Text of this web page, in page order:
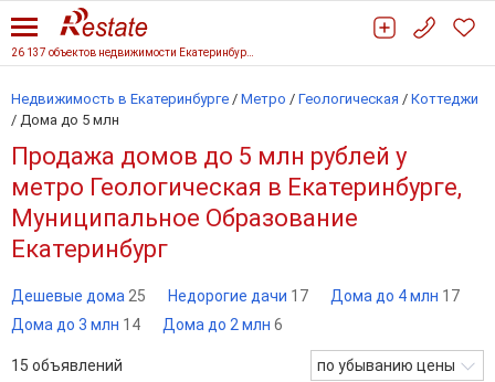
Недвижимость в Екатеринбурге / Метро / Геологическая / Коттеджи
/ Дома до 5 млн
Продажа домов до 5 млн рублей у
метро Геологическая в Екатеринбурге,
Муниципальное Образование
Екатеринбург
Дешевые дома 25 Недорогие дачи 17 Дома до 4 млн 17
Дома до 3 млн 14 Дома до 2 млн 6
15 объявлений по убыванию цены